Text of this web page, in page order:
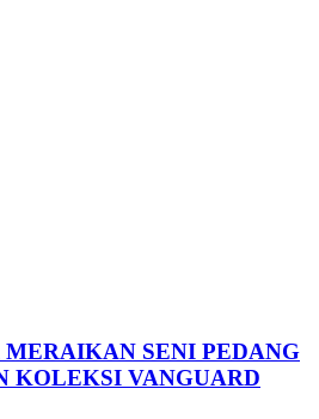
SENI PEDANG
KOLEKSI VANGUARD